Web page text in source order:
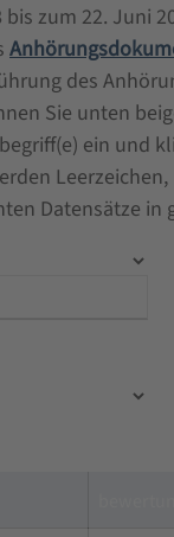
zum 22. Juni
des
Sie unten
ein und
Datensätze in